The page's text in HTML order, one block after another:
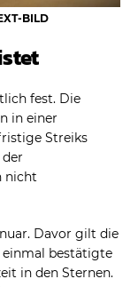
BILD
fest. Die
in einer
Streiks
nicht
Davor gilt die
einmal bestätigte
in den Sternen.